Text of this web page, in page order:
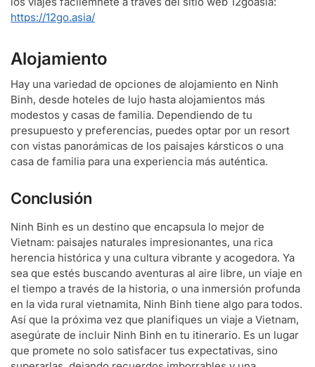
https://12go.asia/
Alojamiento
Hay una variedad de opciones de alojamiento en Ninh
Binh, desde hoteles de lujo hasta alojamientos más
modestos y casas de familia. Dependiendo de tu
presupuesto y preferencias, puedes optar por un resort
con vistas panorámicas de los paisajes kársticos o una
casa de familia para una experiencia más auténtica.
Conclusión
Ninh Binh es un destino que encapsula lo mejor de
Vietnam: paisajes naturales impresionantes, una rica
herencia histórica y una cultura vibrante y acogedora. Ya
sea que estés buscando aventuras al aire libre, un viaje en
el tiempo a través de la historia, o una inmersión profunda
en la vida rural vietnamita, Ninh Binh tiene algo para todos.
Así que la próxima vez que planifiques un viaje a Vietnam,
asegúrate de incluir Ninh Binh en tu itinerario. Es un lugar
que promete no solo satisfacer tus expectativas, sino